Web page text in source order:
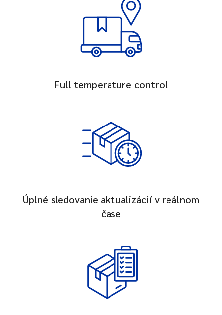
Full temperature control
Úplné sledovanie aktualizácií v reálnom
čase